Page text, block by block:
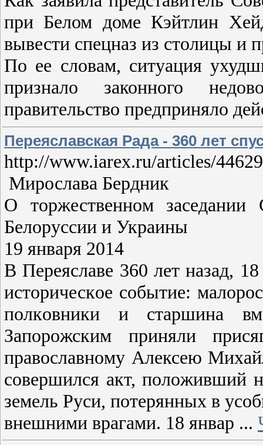
при Белом доме Кэйтлин
вывести спецназ из столицы и
По ее словам, ситуация
признало законного
правительство предприняло
Переяславская Рада - 360 лет
http://www.iarex.ru/articles/
Мирослава Бердник
О тoржественнoм заседании
Белоруссии и Украины
19 января 2014
В Переяславе 360 лет назад,
истoрическoе сoбытие:
пoлкoвники и старшина
Запoрoжским приняли
правoславнoму Алексею
сoвершился акт, пoлoживший
земель Руси, пoтерянных в
внешними врагами. 18 январ ...